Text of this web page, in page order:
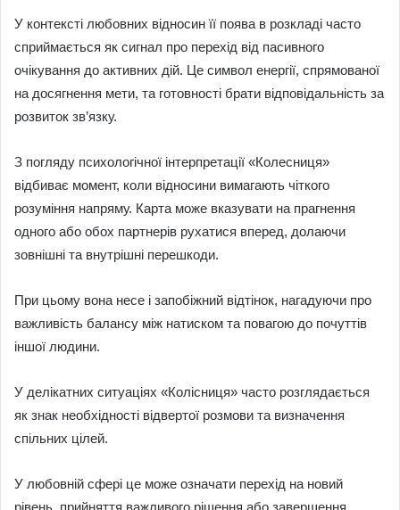
У контексті любовних відносин її поява в розкладі часто
сприймається як сигнал про перехід від пасивного
очікування до активних дій. Це символ енергії, спрямованої
на досягнення мети, та готовності брати відповідальність за
розвиток зв’язку.
З погляду психологічної інтерпретації «Колесниця»
відбиває момент, коли відносини вимагають чіткого
розуміння напряму. Карта може вказувати на прагнення
одного або обох партнерів рухатися вперед, долаючи
зовнішні та внутрішні перешкоди.
При цьому вона несе і запобіжний відтінок, нагадуючи про
важливість балансу між натиском та повагою до почуттів
іншої людини.
У делікатних ситуаціях «Колісниця» часто розглядається
як знак необхідності відвертої розмови та визначення
спільних цілей.
У любовній сфері це може означати перехід на новий
рівень, прийняття важливого рішення або завершення